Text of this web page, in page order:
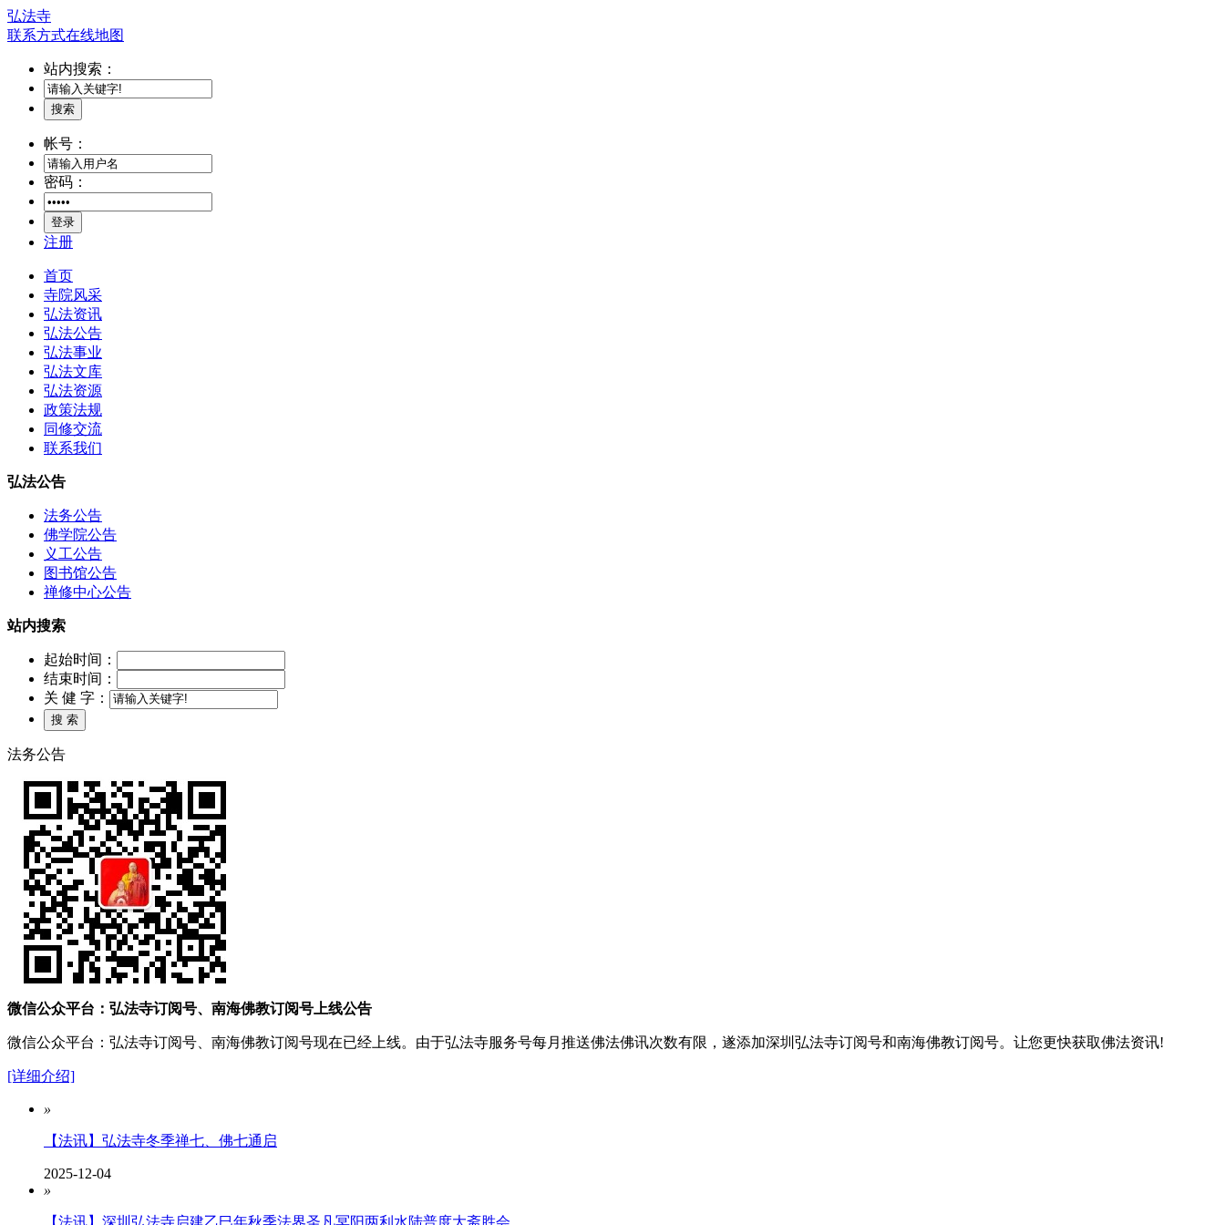
弘法寺
联系方式在线地图
站内搜索：
搜索
帐号：
密码：
登录
注册
首页
寺院风采
弘法资讯
弘法公告
弘法事业
弘法文库
弘法资源
政策法规
同修交流
联系我们
弘法公告
法务公告
佛学院公告
义工公告
图书馆公告
禅修中心公告
站内搜索
起始时间：
结束时间：
关 健 字：
法务公告
微信公众平台：弘法寺订阅号、南海佛教订阅号上线公告
微信公众平台：弘法寺订阅号、南海佛教订阅号现在已经上线。由于弘法寺服务号每月推送佛法佛讯次数有限，遂添加深圳弘法寺订阅号和南海佛教订阅号。让您更快获取佛法资讯!
[详细介绍]
»
【法讯】弘法寺冬季禅七、佛七通启
2025-12-04
»
【法讯】深圳弘法寺启建乙巳年秋季法界圣凡冥阳两利水陆普度大斋胜会